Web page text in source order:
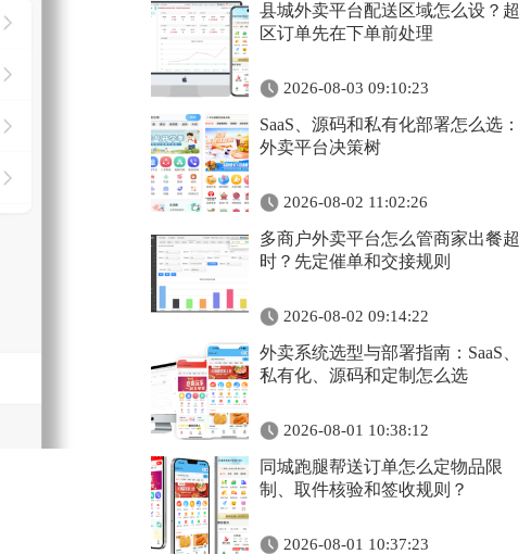
县城外卖平台配送区域怎么设？超
区订单先在下单前处理
2026-08-03 09:10:23
SaaS、源码和私有化部署怎么选：
外卖平台决策树
2026-08-02 11:02:26
多商户外卖平台怎么管商家出餐超
时？先定催单和交接规则
2026-08-02 09:14:22
外卖系统选型与部署指南：SaaS、
私有化、源码和定制怎么选
2026-08-01 10:38:12
同城跑腿帮送订单怎么定物品限
制、取件核验和签收规则？
2026-08-01 10:37:23